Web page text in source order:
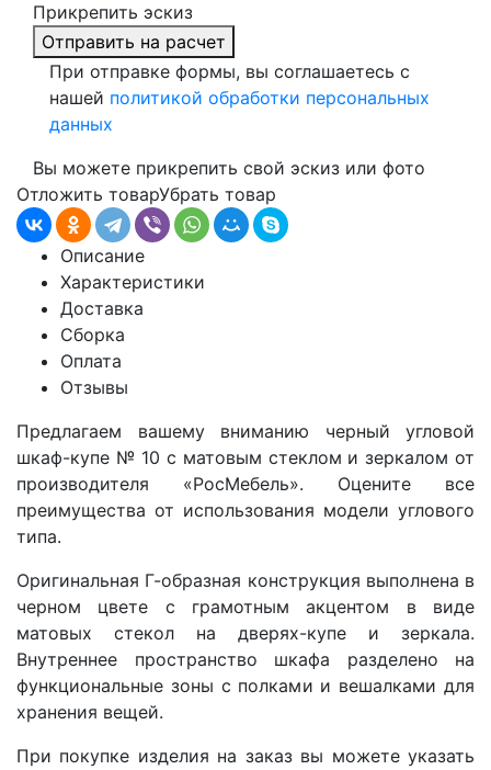
Прикрепить эскиз
Отправить на расчет
При отправке формы, вы соглашаетесь с
нашей политикой обработки персональных
данных
Вы можете прикрепить свой эскиз или фото
Отложить товарУбрать товар
Описание
Характеристики
Доставка
Сборка
Оплата
Отзывы
Предлагаем вашему вниманию черный угловой
шкаф-купе № 10 с матовым стеклом и зеркаломот
производителя «РосМебель». Оцените все
преимущества от использования модели углового
типа.
Оригинальная Г-образная конструкция выполнена в
черном цвете с грамотным акцентом в виде
матовых стекол на дверях-купе и зеркала.
Внутреннее пространство шкафа разделено на
функциональные зоны с полками и вешалками для
хранения вещей.
При покупке изделия на заказ вы можете указать